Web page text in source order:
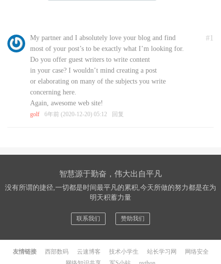
#1
My partner and I absolutely love your blog and find
most of your post’s to be exactly what I’m looking for.
Do you offer guest writers to write content
in your case? I wouldn’t mind creating a post
or elaborating on many of the subjects you write
concerning here.
Again, awesome web site!
golf 6年前 (2020-12-20) 05:12 回复
智慧源于勤奋，伟大出自平凡
没有所谓的捷径,一切都是时间最平凡的累积,今天所做的努力都是在为
明天积蓄力量
联系我们 赞助我们
友情链接 西部数码 云速博客 技术小学生 站长学习网
网络安全